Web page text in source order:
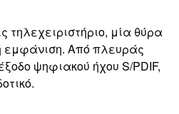
μία θύρα
εμφάνιση. Από πλευράς
ψηφιακού ήχου S/PDIF,